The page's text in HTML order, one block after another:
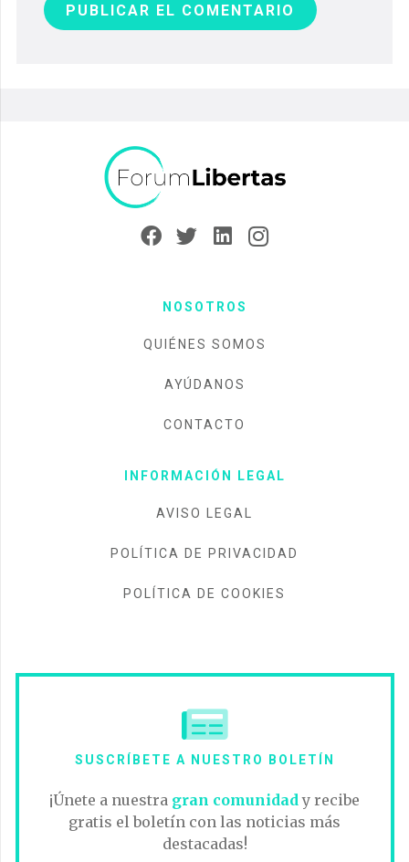
PUBLICAR EL COMENTARIO
NOSOTROS
QUIÉNES SOMOS
AYÚDANOS
CONTACTO
INFORMACIÓN LEGAL
AVISO LEGAL
POLÍTICA DE PRIVACIDAD
POLÍTICA DE COOKIES
SUSCRÍBETE A NUESTRO BOLETÍN
¡Únete a nuestra gran comunidad y recibe
gratis el boletín con las noticias más
destacadas!